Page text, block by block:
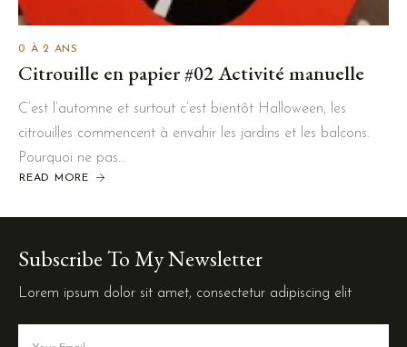
0 À 2 ANS
Citrouille en papier #02 Activité manuelle
C’est l’automne et surtout c’est bientôt Halloween, les
citrouilles commencent à envahir les jardins et les balcons.
Pourquoi ne pas…
READ MORE
Subscribe To My Newsletter
Lorem ipsum dolor sit amet, consectetur adipiscing elit